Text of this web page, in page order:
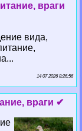
враги
вида,
14 07 2026 8:26:56
враги ✔